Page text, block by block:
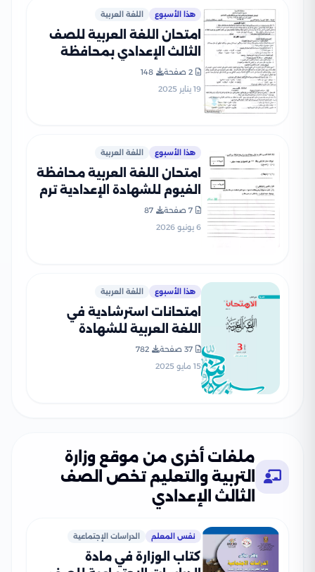
هذا الأسبوع اللغة العربية
امتحان اللغة العربية للصف
الثالث الإعدادي بمحافظة
الغربية الفصل الدراسي الأول
2025
2 صفحة
148
19 يناير 2025
هذا الأسبوع اللغة العربية
امتحان اللغة العربية محافظة
الفيوم للشهادة الإعدادية ترم
ثاني 2026 PDF
7 صفحة
87
6 يونيو 2026
هذا الأسبوع اللغة العربية
امتحانات استرشادية في
اللغة العربية للشهادة
الإعدادية الترم الثاني من كتاب
37 صفحة
782
15 مايو 2025
ملفات أخرى من موقع وزارة
التربية والتعليم تخص الصف
الثالث الإعدادي
نفس المعلم الدراسات الإجتماعية
كتاب الوزارة في مادة